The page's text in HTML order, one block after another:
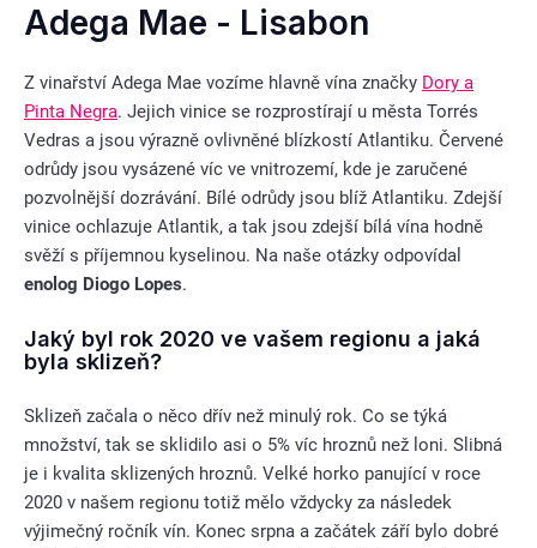
Adega Mae - Lisabon
Z vinařství Adega Mae vozíme hlavně vína značky Dory a
Pinta Negra. Jejich vinice se rozprostírají u města Torrés
Vedras a jsou výrazně ovlivněné blízkostí Atlantiku. Červené
odrůdy jsou vysázené víc ve vnitrozemí, kde je zaručené
pozvolnější dozrávání. Bílé odrůdy jsou blíž Atlantiku. Zdejší
vinice ochlazuje Atlantik, a tak jsou zdejší bílá vína hodně
svěží s příjemnou kyselinou. Na naše otázky odpovídal
enolog Diogo Lopes.
Jaký byl rok 2020 ve vašem regionu a jaká
byla sklizeň?
Sklizeň začala o něco dřív než minulý rok. Co se týká
množství, tak se sklidilo asi o 5% víc hroznů než loni. Slibná
je i kvalita sklizených hroznů. Velké horko panující v roce
2020 v našem regionu totiž mělo vždycky za následek
výjimečný ročník vín. Konec srpna a začátek září bylo dobré